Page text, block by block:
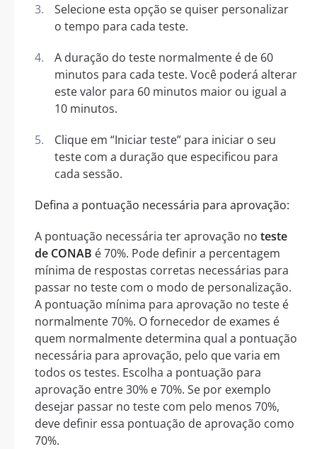
Selecione esta opção se quiser personalizar
o tempo para cada teste.
A duração do teste normalmente é de 60
minutos para cada teste. Você poderá alterar
este valor para 60 minutos maior ou igual a
10 minutos.
Clique em “Iniciar teste” para iniciar o seu
teste com a duração que especificou para
cada sessão.
Defina a pontuação necessária para aprovação:
A pontuação necessária ter aprovação no teste
de CONAB é 70%. Pode definir a percentagem
mínima de respostas corretas necessárias para
passar no teste com o modo de personalização.
A pontuação mínima para aprovação no teste é
normalmente 70%. O fornecedor de exames é
quem normalmente determina qual a pontuação
necessária para aprovação, pelo que varia em
todos os testes. Escolha a pontuação para
aprovação entre 30% e 70%. Se por exemplo
desejar passar no teste com pelo menos 70%,
deve definir essa pontuação de aprovação como
70%.